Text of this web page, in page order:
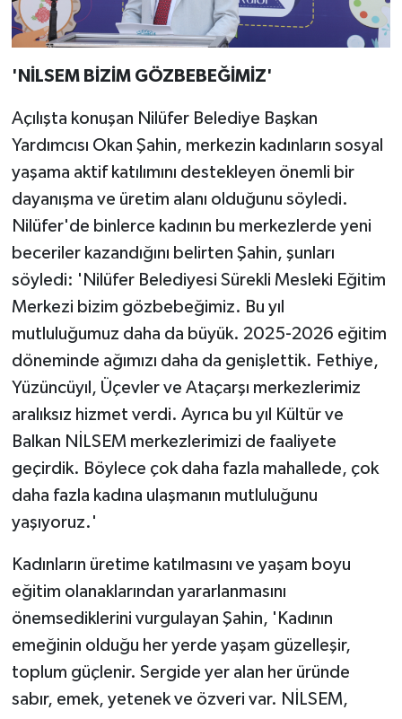
'NİLSEM BİZİM GÖZBEBEĞİMİZ'
Açılışta konuşan Nilüfer Belediye Başkan
Yardımcısı Okan Şahin, merkezin kadınların sosyal
yaşama aktif katılımını destekleyen önemli bir
dayanışma ve üretim alanı olduğunu söyledi.
Nilüfer'de binlerce kadının bu merkezlerde yeni
beceriler kazandığını belirten Şahin, şunları
söyledi: 'Nilüfer Belediyesi Sürekli Mesleki Eğitim
Merkezi bizim gözbebeğimiz. Bu yıl
mutluluğumuz daha da büyük. 2025-2026 eğitim
döneminde ağımızı daha da genişlettik. Fethiye,
Yüzüncüyıl, Üçevler ve Ataçarşı merkezlerimiz
aralıksız hizmet verdi. Ayrıca bu yıl Kültür ve
Balkan NİLSEM merkezlerimizi de faaliyete
geçirdik. Böylece çok daha fazla mahallede, çok
daha fazla kadına ulaşmanın mutluluğunu
yaşıyoruz.'
Kadınların üretime katılmasını ve yaşam boyu
eğitim olanaklarından yararlanmasını
önemsediklerini vurgulayan Şahin, 'Kadının
emeğinin olduğu her yerde yaşam güzelleşir,
toplum güçlenir. Sergide yer alan her üründe
sabır, emek, yetenek ve özveri var. NİLSEM,